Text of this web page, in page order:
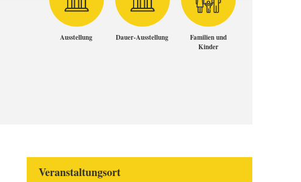
Ausstellung Dauer-Ausstellung
Familien und
Kinder
Veranstaltungsort